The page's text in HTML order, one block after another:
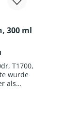
300 ml
T1700,
wurde
als